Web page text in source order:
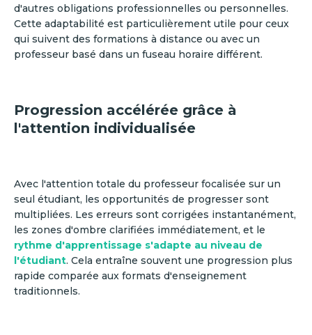
d'autres obligations professionnelles ou personnelles.
Cette adaptabilité est particulièrement utile pour ceux
qui suivent des formations à distance ou avec un
professeur basé dans un fuseau horaire différent.
Progression accélérée grâce à
l'attention individualisée
Avec l'attention totale du professeur focalisée sur un
seul étudiant, les opportunités de progresser sont
multipliées. Les erreurs sont corrigées instantanément,
les zones d'ombre clarifiées immédiatement, et le
rythme d'apprentissage s'adapte au niveau de
l'étudiant. Cela entraîne souvent une progression plus
rapide comparée aux formats d'enseignement
traditionnels.